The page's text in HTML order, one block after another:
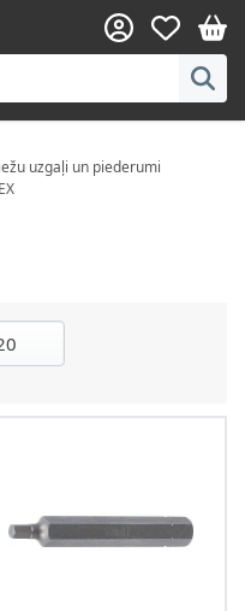
uzgaļi un piederumi